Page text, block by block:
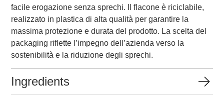
facile erogazione senza sprechi. Il flacone è riciclabile,
realizzato in plastica di alta qualità per garantire la
massima protezione e durata del prodotto. La scelta del
packaging riflette l’impegno dell’azienda verso la
sostenibilità e la riduzione degli sprechi.
Ingredients